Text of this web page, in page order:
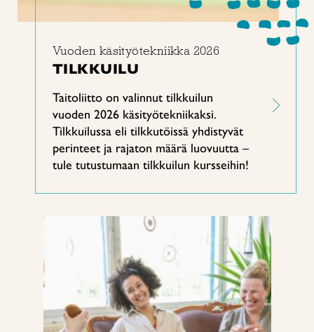
Vuoden käsityötekniikka 2026
TILKKUILU
Taitoliitto on valinnut tilkkuilun
vuoden 2026 käsityötekniikaksi.
Tilkkuilussa eli tilkkutöissä yhdistyvät
perinteet ja rajaton määrä luovuutta –
tule tutustumaan tilkkuilun kursseihin!